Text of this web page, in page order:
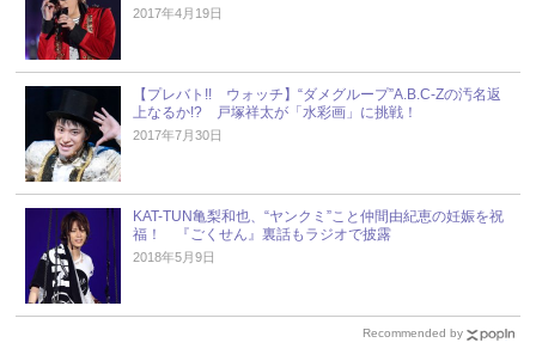
2017年4月19日
【プレバト!! ウォッチ】“ダメグループ”A.B.C-Zの汚名返
上なるか!? 戸塚祥太が「水彩画」に挑戦！
2017年7月30日
KAT-TUN亀梨和也、“ヤンクミ”こと仲間由紀恵の妊娠を祝
福！ 『ごくせん』裏話もラジオで披露
2018年5月9日
Recommended by